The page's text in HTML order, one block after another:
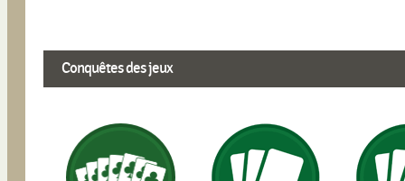
Conquêtes des jeux